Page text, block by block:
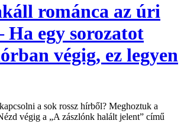
románca az úri
Ha egy sorozatot
végig, ez legyen
a sok rossz hírből? Meghoztuk a
végig a „A zászlónk halált jelent” című